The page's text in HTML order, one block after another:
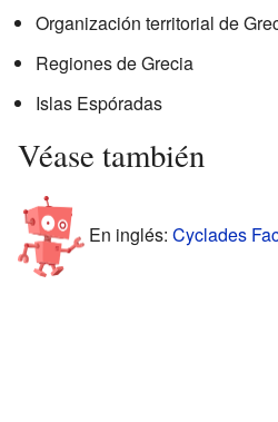
Organización territorial de
Regiones de Grecia
Islas Espóradas
Véase también
En inglés: Cyclades